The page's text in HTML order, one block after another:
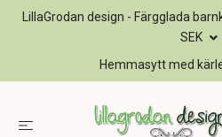
LillaGrodan design - Färgglada
SEK
Hemmasytt med